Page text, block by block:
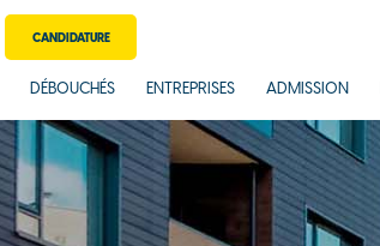
DÉBOUCHÉS ENTREPRISES ADMISSION
CANDIDATURE